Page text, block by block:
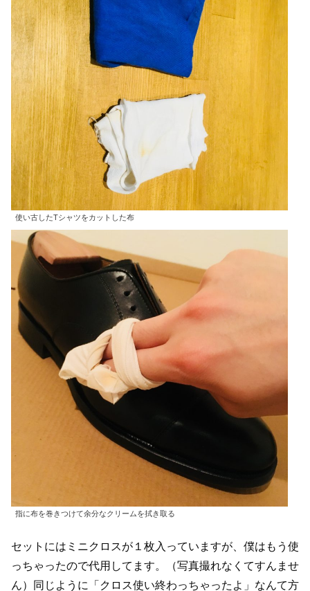
使い古したTシャツをカットした布
指に布を巻きつけて余分なクリームを拭き取る
セットにはミニクロスが１枚入っていますが、僕はもう使
っちゃったので代用してます。（写真撮れなくてすんませ
ん）同じように「クロス使い終わっちゃったよ」なんて方